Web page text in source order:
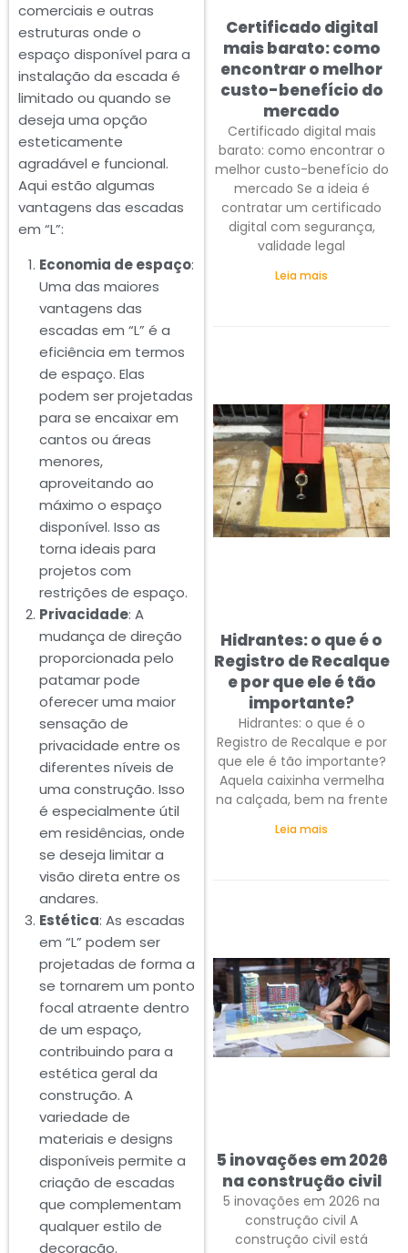
comerciais e outras
estruturas onde o
espaço disponível para a
instalação da escada é
limitado ou quando se
deseja uma opção
esteticamente
agradável e funcional.
Aqui estão algumas
vantagens das escadas
em “L”:
Economia de espaço:
Uma das maiores
vantagens das
escadas em “L” é a
eficiência em termos
de espaço. Elas
podem ser projetadas
para se encaixar em
cantos ou áreas
menores,
aproveitando ao
máximo o espaço
disponível. Isso as
torna ideais para
projetos com
restrições de espaço.
Privacidade: A
mudança de direção
proporcionada pelo
patamar pode
oferecer uma maior
sensação de
privacidade entre os
diferentes níveis de
uma construção. Isso
é especialmente útil
em residências, onde
se deseja limitar a
visão direta entre os
andares.
Estética: As escadas
em “L” podem ser
projetadas de forma a
se tornarem um ponto
focal atraente dentro
de um espaço,
contribuindo para a
estética geral da
construção. A
variedade de
materiais e designs
disponíveis permite a
criação de escadas
que complementam
qualquer estilo de
decoração.
Certificado digital
mais barato: como
encontrar o melhor
custo-benefício do
mercado
Certificado digital mais
barato: como encontrar o
melhor custo-benefício do
mercado Se a ideia é
contratar um certificado
digital com segurança,
validade legal
Leia mais
Hidrantes: o que é o
Registro de Recalque
e por que ele é tão
importante?
Hidrantes: o que é o
Registro de Recalque e por
que ele é tão importante?
Aquela caixinha vermelha
na calçada, bem na frente
Leia mais
5 inovações em 2026
na construção civil
5 inovações em 2026 na
construção civil A
construção civil está